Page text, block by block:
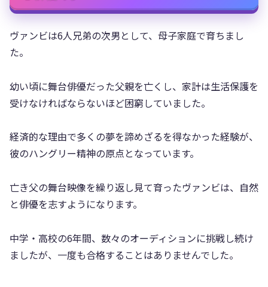
ヴァンビは6人兄弟の次男として、母子家庭で育ちまし
た。
幼い頃に舞台俳優だった父親を亡くし、家計は生活保護を
受けなければならないほど困窮していました。
経済的な理由で多くの夢を諦めざるを得なかった経験が、
彼のハングリー精神の原点となっています。
亡き父の舞台映像を繰り返し見て育ったヴァンビは、自然
と俳優を志すようになります。
中学・高校の6年間、数々のオーディションに挑戦し続け
ましたが、一度も合格することはありませんでした。